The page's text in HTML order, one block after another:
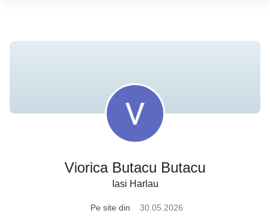
Viorica Butacu Butacu
Iasi Harlau
Pe site din
30.05.2026